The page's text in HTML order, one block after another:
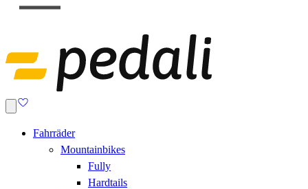
Fahrräder
Mountainbikes
Fully
Hardtails